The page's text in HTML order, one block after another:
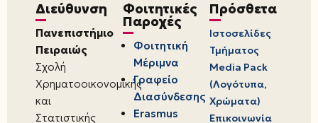
Διεύθυνση
Πανεπιστήμιο
Πειραιώς
Σχολή
Χρηματοοικονομικής
και
Στατιστικής
Φοιτητικές
Παροχές
Φοιτητική
Μέριμνα
Γραφείο
Διασύνδεσης
Erasmus
Πρόσθετα
Ιστοσελίδες
Τμήματος
Media Pack
(Λογότυπα,
Χρώματα)
Επικοινωνία